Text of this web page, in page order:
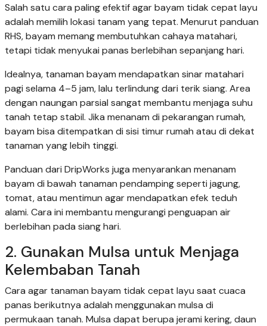
Salah satu cara paling efektif agar bayam tidak cepat layu
adalah memilih lokasi tanam yang tepat. Menurut panduan
RHS, bayam memang membutuhkan cahaya matahari,
tetapi tidak menyukai panas berlebihan sepanjang hari.
Idealnya, tanaman bayam mendapatkan sinar matahari
pagi selama 4–5 jam, lalu terlindung dari terik siang. Area
dengan naungan parsial sangat membantu menjaga suhu
tanah tetap stabil. Jika menanam di pekarangan rumah,
bayam bisa ditempatkan di sisi timur rumah atau di dekat
tanaman yang lebih tinggi.
Panduan dari DripWorks juga menyarankan menanam
bayam di bawah tanaman pendamping seperti jagung,
tomat, atau mentimun agar mendapatkan efek teduh
alami. Cara ini membantu mengurangi penguapan air
berlebihan pada siang hari.
2. Gunakan Mulsa untuk Menjaga
Kelembaban Tanah
Cara agar tanaman bayam tidak cepat layu saat cuaca
panas berikutnya adalah menggunakan mulsa di
permukaan tanah. Mulsa dapat berupa jerami kering, daun